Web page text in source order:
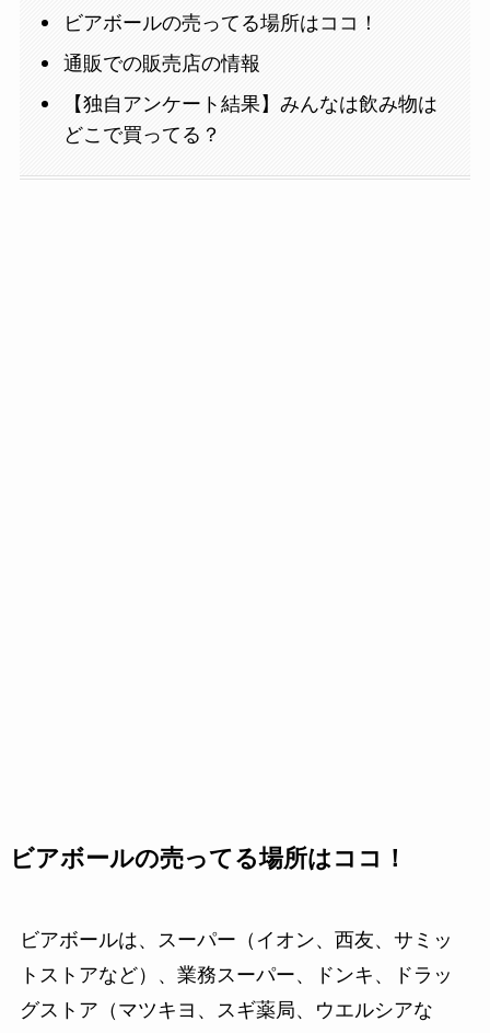
ビアボールの売ってる場所はココ！
通販での販売店の情報
【独自アンケート結果】みんなは飲み物は
どこで買ってる？
ビアボールの売ってる場所はココ！
ビアボールは、スーパー（イオン、西友、サミッ
トストアなど）、業務スーパー、ドンキ、ドラッ
グストア（マツキヨ、スギ薬局、ウエルシアな